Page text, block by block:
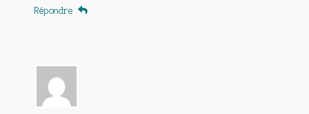
Répondre